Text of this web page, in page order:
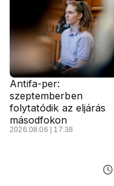
Antifa-per:
szeptemberben
folytatódik az eljárás
másodfokon
2026.08.06 | 17:38